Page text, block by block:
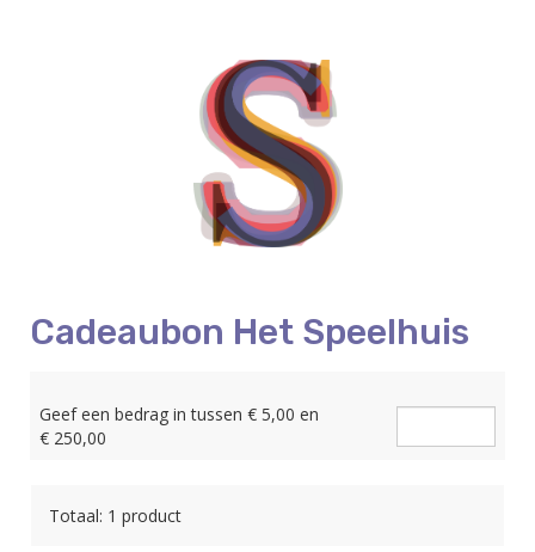
Cadeaubon Het Speelhuis
producten
Geef een bedrag in tussen € 5,00 en
€ 250,00
Totaal: 1 product